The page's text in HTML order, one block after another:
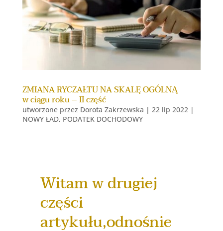
ZMIANA RYCZAŁTU NA SKALĘ OGÓLNĄ
w ciągu roku – II część
utworzone przez Dorota Zakrzewska | 22 lip 2022 |
NOWY ŁAD, PODATEK DOCHODOWY
Witam w drugiej
części
artykułu,odnośnie